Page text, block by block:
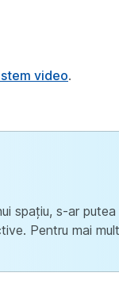
video.
spațiu, s-ar
Pentru mai